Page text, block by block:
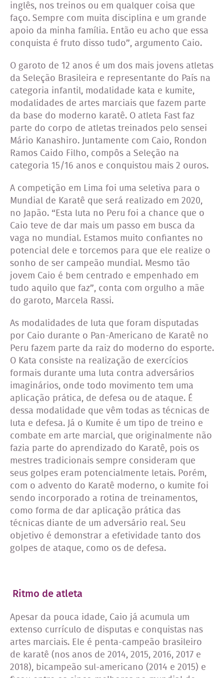
inglês, nos treinos ou em qualquer coisa que
faço. Sempre com muita disciplina e um grande
apoio da minha família. Então eu acho que essa
conquista é fruto disso tudo”, argumento Caio.
O garoto de 12 anos é um dos mais jovens atletas
da Seleção Brasileira e representante do País na
categoria infantil, modalidade kata e kumite,
modalidades de artes marciais que fazem parte
da base do moderno karatê. O atleta Fast faz
parte do corpo de atletas treinados pelo sensei
Mário Kanashiro. Juntamente com Caio, Rondon
Ramos Caido Filho, compôs a Seleção na
categoria 15/16 anos e conquistou mais 2 ouros.
A competição em Lima foi uma seletiva para o
Mundial de Karatê que será realizado em 2020,
no Japão. “Esta luta no Peru foi a chance que o
Caio teve de dar mais um passo em busca da
vaga no mundial. Estamos muito confiantes no
potencial dele e torcemos para que ele realize o
sonho de ser campeão mundial. Mesmo tão
jovem Caio é bem centrado e empenhado em
tudo aquilo que faz”, conta com orgulho a mãe
do garoto, Marcela Rassi.
As modalidades de luta que foram disputadas
por Caio durante o Pan-Americano de Karatê no
Peru fazem parte da raiz do moderno do esporte.
O Kata consiste na realização de exercícios
formais durante uma luta contra adversários
imaginários, onde todo movimento tem uma
aplicação prática, de defesa ou de ataque. É
dessa modalidade que vêm todas as técnicas de
luta e defesa. Já o Kumite é um tipo de treino e
combate em arte marcial, que originalmente não
fazia parte do aprendizado do Karatê, pois os
mestres tradicionais sempre consideram que
seus golpes eram potencialmente letais. Porém,
com o advento do Karatê moderno, o kumite foi
sendo incorporado a rotina de treinamentos,
como forma de dar aplicação prática das
técnicas diante de um adversário real. Seu
objetivo é demonstrar a efetividade tanto dos
golpes de ataque, como os de defesa.
Ritmo de atleta
Apesar da pouca idade, Caio já acumula um
extenso currículo de disputas e conquistas nas
artes marciais. Ele é penta-campeão brasileiro
de karatê (nos anos de 2014, 2015, 2016, 2017 e
2018), bicampeão sul-americano (2014 e 2015) e